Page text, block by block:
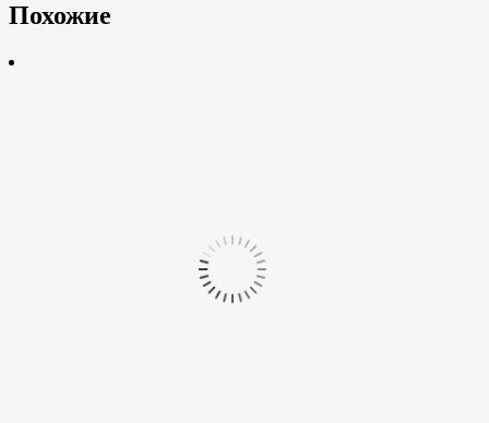
Похожие